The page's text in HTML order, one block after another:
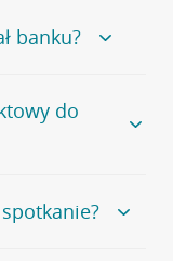
banku?
na
się
do
numeru